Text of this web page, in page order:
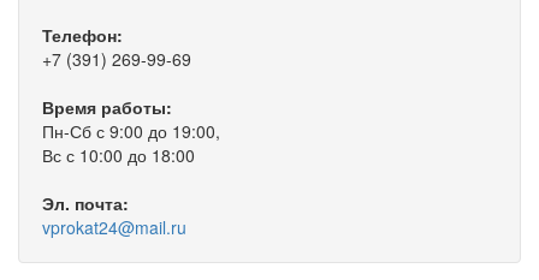
Телефон:
+7 (391) 269-99-69
Время работы:
Пн-Сб с 9:00 до 19:00,
Вс с 10:00 до 18:00
Эл. почта:
vprokat24@mail.ru